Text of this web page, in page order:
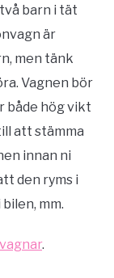
barn i tät
är
men tänk
Vagnen bör
både hög vikt
att stämma
innan ni
den ryms i
mm.
.